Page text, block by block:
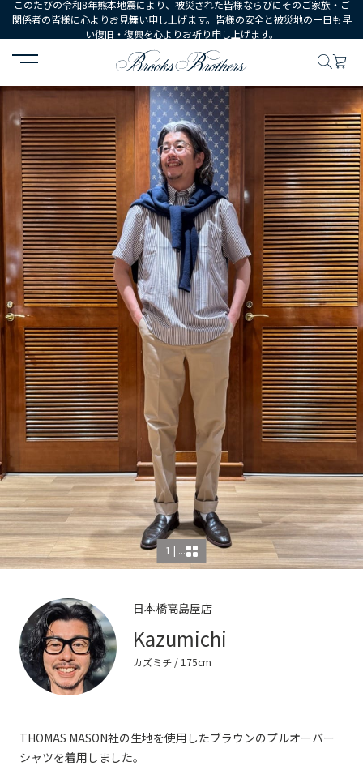
このたびの令和8年熊本地震により、被災された皆様ならびにそのご家族・ご
関係者の皆様に心よりお見舞い申し上げます。皆様の安全と被災地の一日も早
い復旧・復興を心よりお祈り申し上げます。
HOME コーディネート コーディネート詳細
1 | ...
日本橋高島屋店
Kazumichi
カズミチ/ 175cm
THOMAS MASON社の生地を使用したブラウンのプルオーバー
シャツを着用しました。